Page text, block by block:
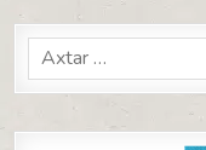
Search
for: